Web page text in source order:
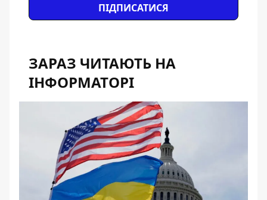
ПІДПИСАТИСЯ
ЗАРАЗ ЧИТАЮТЬ НА
ІНФОРМАТОРІ